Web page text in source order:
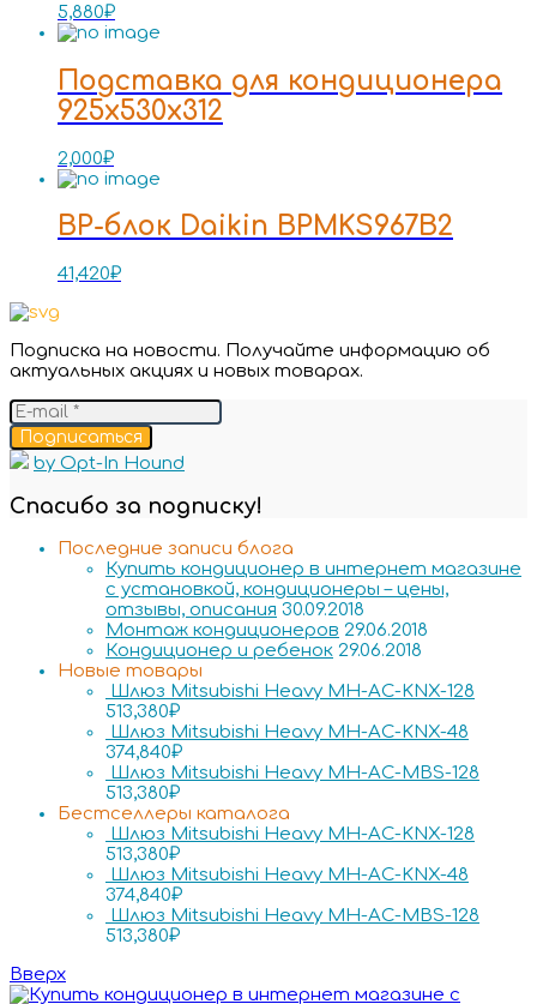
5,880₽
Подставка для кондиционера
925x530x312
2,000₽
BP-блок Daikin BPMKS967B2
41,420₽
Подписка на новости. Получайте информацию об
актуальных акциях и новых товарах.
Подписаться
by Opt-In Hound
Спасибо за подписку!
Последние записи блога
Купить кондиционер в интернет магазине
с установкой, кондиционеры – цены,
отзывы, описания 30.09.2018
Монтаж кондиционеров 29.06.2018
Кондиционер и ребенок 29.06.2018
Новые товары
Шлюз Mitsubishi Heavy MH-AC-KNX-128
513,380₽
Шлюз Mitsubishi Heavy MH-AC-KNX-48
374,840₽
Шлюз Mitsubishi Heavy MH-AC-MBS-128
513,380₽
Бестселлеры каталога
Шлюз Mitsubishi Heavy MH-AC-KNX-128
513,380₽
Шлюз Mitsubishi Heavy MH-AC-KNX-48
374,840₽
Шлюз Mitsubishi Heavy MH-AC-MBS-128
513,380₽
Вверх